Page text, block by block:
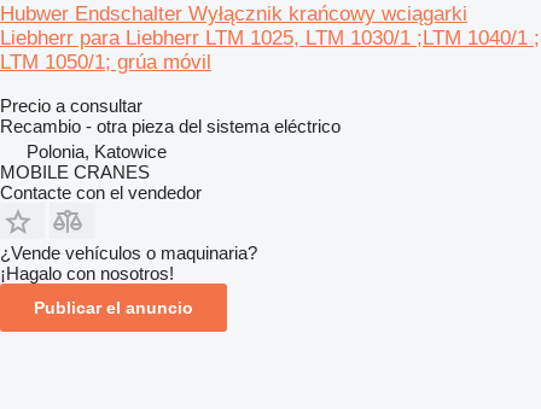
Hubwer Endschalter Wyłącznik krańcowy wciągarki
Liebherr para Liebherr LTM 1025, LTM 1030/1 ;LTM 1040/1 ;
LTM 1050/1; grúa móvil
Precio a consultar
Recambio - otra pieza del sistema eléctrico
Polonia, Katowice
MOBILE CRANES
Contacte con el vendedor
¿Vende vehículos o maquinaria?
¡Hagalo con nosotros!
Publicar el anuncio